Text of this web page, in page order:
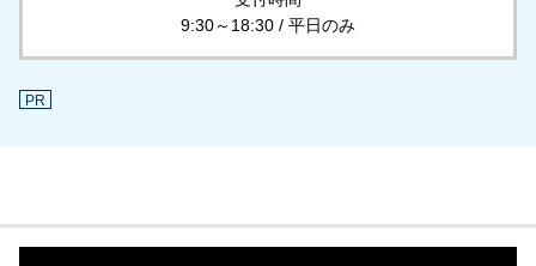
9:30～18:30 / 平日のみ
PR